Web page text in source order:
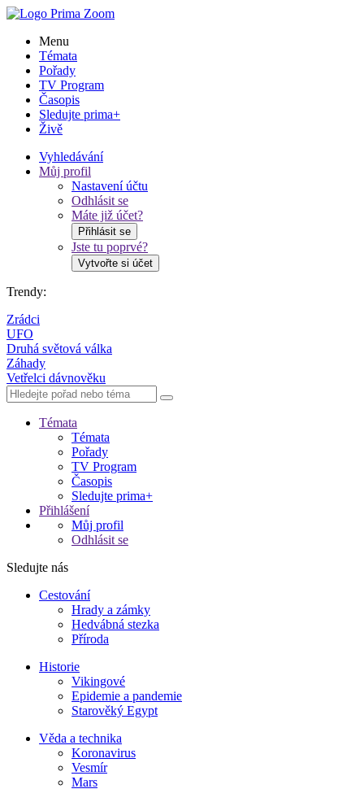
Menu
Témata
Pořady
TV Program
Časopis
Sledujte prima+
Živě
Vyhledávání
Můj profil
Nastavení účtu
Odhlásit se
Máte již účet?
Přihlásit se
Jste tu poprvé?
Vytvořte si účet
Trendy:
Zrádci
UFO
Druhá světová válka
Záhady
Vetřelci dávnověku
Témata
Témata
Pořady
TV Program
Časopis
Sledujte prima+
Přihlášení
Můj profil
Odhlásit se
Sledujte nás
Cestování
Hrady a zámky
Hedvábná stezka
Příroda
Historie
Vikingové
Epidemie a pandemie
Starověký Egypt
Věda a technika
Koronavirus
Vesmír
Mars